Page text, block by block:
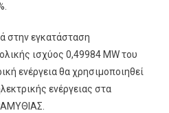
στην εγκατάσταση
ισχύος 0,49984 ΜW του
ενέργεια θα χρησιμοποιηθεί
ενέργειας στα